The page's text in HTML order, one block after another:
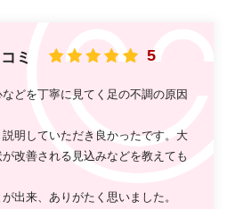
ミ 5
どを丁寧に見てく足の不調の原因
明していただき良かったです。大
改善される見込みなどを教えても
出来、ありがたく思いました。